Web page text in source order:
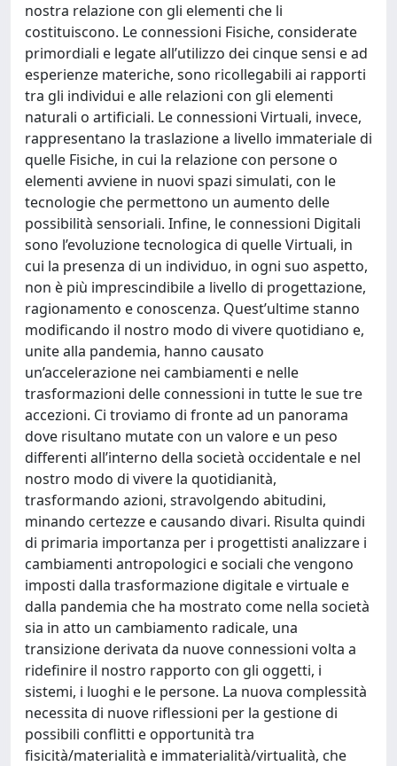
nostra relazione con gli elementi che li
costituiscono. Le connessioni Fisiche, considerate
primordiali e legate all’utilizzo dei cinque sensi e ad
esperienze materiche, sono ricollegabili ai rapporti
tra gli individui e alle relazioni con gli elementi
naturali o artificiali. Le connessioni Virtuali, invece,
rappresentano la traslazione a livello immateriale di
quelle Fisiche, in cui la relazione con persone o
elementi avviene in nuovi spazi simulati, con le
tecnologie che permettono un aumento delle
possibilità sensoriali. Infine, le connessioni Digitali
sono l’evoluzione tecnologica di quelle Virtuali, in
cui la presenza di un individuo, in ogni suo aspetto,
non è più imprescindibile a livello di progettazione,
ragionamento e conoscenza. Quest’ultime stanno
modificando il nostro modo di vivere quotidiano e,
unite alla pandemia, hanno causato
un’accelerazione nei cambiamenti e nelle
trasformazioni delle connessioni in tutte le sue tre
accezioni. Ci troviamo di fronte ad un panorama
dove risultano mutate con un valore e un peso
differenti all’interno della società occidentale e nel
nostro modo di vivere la quotidianità,
trasformando azioni, stravolgendo abitudini,
minando certezze e causando divari. Risulta quindi
di primaria importanza per i progettisti analizzare i
cambiamenti antropologici e sociali che vengono
imposti dalla trasformazione digitale e virtuale e
dalla pandemia che ha mostrato come nella società
sia in atto un cambiamento radicale, una
transizione derivata da nuove connessioni volta a
ridefinire il nostro rapporto con gli oggetti, i
sistemi, i luoghi e le persone. La nuova complessità
necessita di nuove riflessioni per la gestione di
possibili conflitti e opportunità tra
fisicità/materialità e immaterialità/virtualità, che